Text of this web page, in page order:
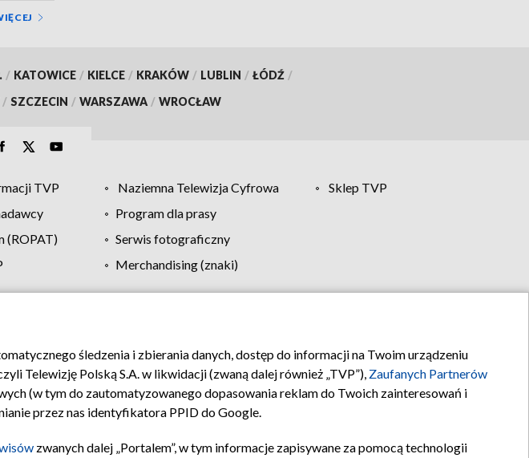
/ KATOWICE / KIELCE / KRAKÓW / LUBLIN / ŁÓDŹ /
/ SZCZECIN / WARSZAWA / WROCŁAW
TVP Naziemna Telewizja Cyfrowa
Sklep TVP
Program dla prasy
(ROPAT)
Serwis fotograficzny
Merchandising (znaki)
Pomoc Biuro reklamy Kontakt
śledzenia i zbierania danych, dostęp do informacji na Twoim urządzeniu
Telewizję Polską S.A. w likwidacji (zwaną dalej również „TVP”), Zaufanych Partnerów
(w tym do zautomatyzowanego dopasowania reklam do Twoich zainteresowań i
przez nas identyfikatora PPID do Google.
zwanych dalej „Portalem”, w tym informacje zapisywane za pomocą technologii